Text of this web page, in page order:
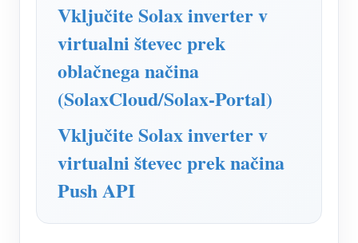
Virtualni števec
Sistem za napovedovanje in simulacijo energije
Aplikacije
Monitor energije solarnega PV sistema
Monitor porabe električne energije
Nadzorni sistem PV grelnika
Trgovina
Viri
Hitri začetek izdelka
Dokument
Skupnost
Razvijalec
Vključite Solax inverter v
virtualni števec prek
oblačnega načina
(SolaxCloud/Solax-Portal)
Vključite Solax inverter v
virtualni števec prek načina
Push API